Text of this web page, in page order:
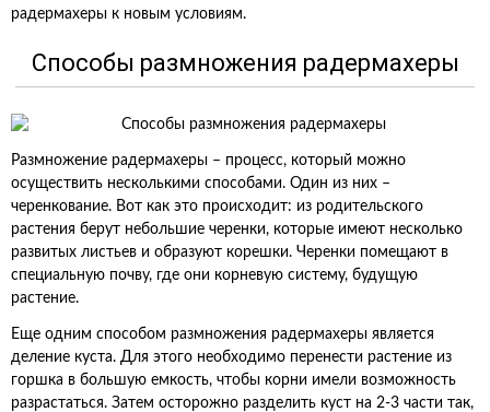
радермахеры к новым условиям.
Способы размножения радермахеры
Размножение радермахеры – процесс, который можно
осуществить несколькими способами. Один из них –
черенкование. Вот как это происходит: из родительского
растения берут небольшие черенки, которые имеют несколько
развитых листьев и образуют корешки. Черенки помещают в
специальную почву, где они корневую систему, будущую
растение.
Еще одним способом размножения радермахеры является
деление куста. Для этого необходимо перенести растение из
горшка в большую емкость, чтобы корни имели возможность
разрастаться. Затем осторожно разделить куст на 2-3 части так,